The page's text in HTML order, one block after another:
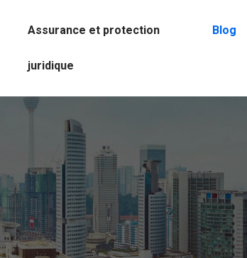
Assurance et protection
juridique
Blog